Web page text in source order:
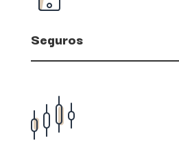
Seguros